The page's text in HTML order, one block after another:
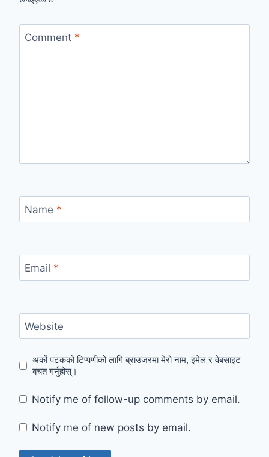
Comment *
Name *
Email *
Website
अर्को पटकको टिप्पणीको लागि ब्राउजरमा मेरो नाम, इमेल र वेबसाइट
बचत गर्नुहोस्।
Notify me of follow-up comments by email.
Notify me of new posts by email.